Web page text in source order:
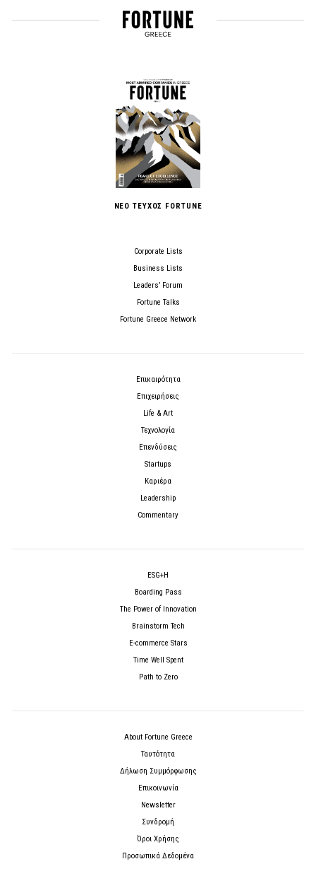
ΝΕΟ ΤΕΥΧΟΣ FORTUNE
Corporate Lists
Business Lists
Leaders’ Forum
Fortune Talks
Fortune Greece Network
Επικαιρότητα
Επιχειρήσεις
Life & Art
Τεχνολογία
Επενδύσεις
Startups
Καριέρα
Leadership
Commentary
ESG+H
Boarding Pass
The Power of Innovation
Brainstorm Tech
E-commerce Stars
Time Well Spent
Path to Zero
About Fortune Greece
Ταυτότητα
Δήλωση Συμμόρφωσης
Επικοινωνία
Newsletter
Συνδρομή
Όροι Χρήσης
Προσωπικά Δεδομένα